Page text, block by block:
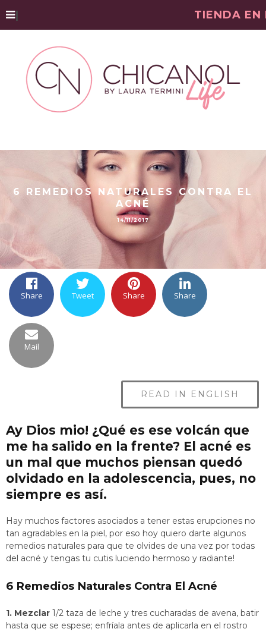
TIENDA
|
6 REMEDIOS NATURALES CONTRA EL
ACNÉ
14/11/2017
Share Tweet Share Share
Mail
READ IN ENGLISH
Ay Dios mio! ¿Qué es ese volcán que
me ha salido en la frente? El acné es
un mal que muchos piensan quedó
olvidado en la adolescencia, pues, no
siempre es así.
Hay muchos factores asociados a tener estas erupciones no
tan agradables en la piel, por eso hoy quiero darte algunos
remedios naturales para que te olvides de una vez por todas
del acné y tengas tu cutis luciendo hermoso y radiante!
6 Remedios Naturales Contra El Acné
1. Mezclar 1/2 taza de leche y tres cucharadas de avena, batir
hasta que se espese; enfríala antes de aplicarla en el rostro